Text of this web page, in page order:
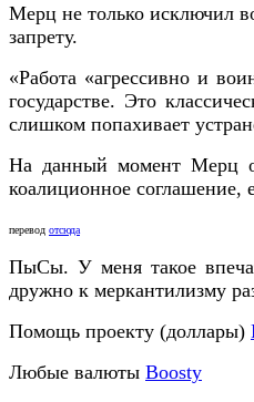
Мерц не только исключил
запрету.
«Работа «агрессивно и
государстве. Это
слишком попахивает
На данный момент Мерц
коалиционное соглашение,
перевод отсюда
ПыСы. У меня такое
дружно к меркантилизму
Помощь проекту (доллары)
Любые валюты Boosty